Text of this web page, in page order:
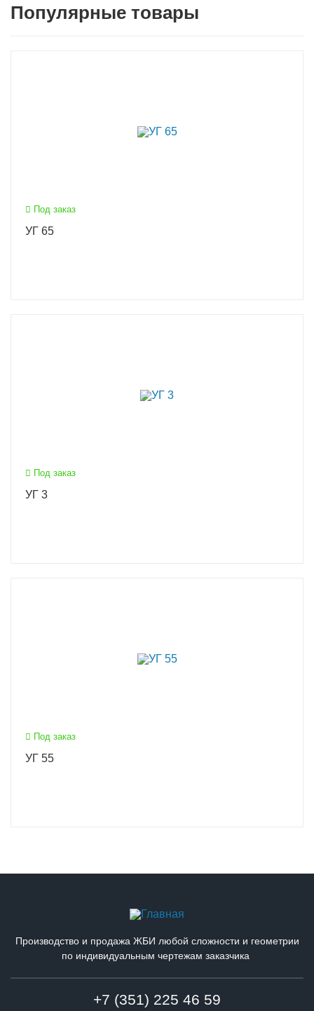
Популярные товары
Под заказ
УГ 65
Под заказ
УГ 3
Под заказ
УГ 55
Производство и продажа ЖБИ любой сложности и геометрии
по индивидуальным чертежам заказчика
+7 (351) 225 46 59